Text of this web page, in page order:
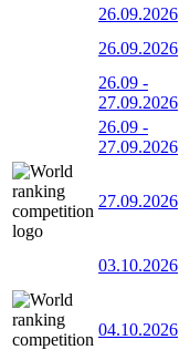
26.09.2026
26.09.2026
26.09 -
27.09.2026
26.09 -
27.09.2026
27.09.2026
03.10.2026
04.10.2026